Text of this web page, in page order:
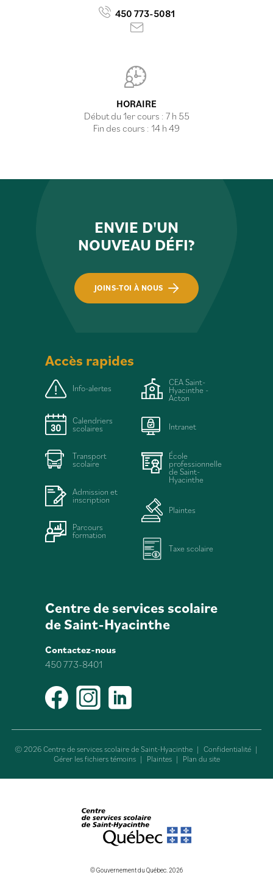
450 773-5081
HORAIRE
Début du 1er cours : 7 h 55
Fin des cours : 14 h 49
ENVIE D'UN
NOUVEAU DÉFI?
JOINS-TOI À NOUS
Accès rapides
Info-alertes
Calendriers
scolaires
Transport
scolaire
Admission et
inscription
Parcours
formation
CEA Saint-
Hyacinthe -
Acton
Intranet
École
professionnelle
de Saint-
Hyacinthe
Plaintes
Taxe scolaire
Centre de services scolaire
de Saint-Hyacinthe
Contactez-nous
450 773-8401
Facebook
Instagram
LinkedIn
© 2026 Centre de services scolaire de Saint-Hyacinthe | Confidentialité |
Gérer les fichiers témoins | Plaintes | Plan du site
© Gouvernement du Québec. 2026